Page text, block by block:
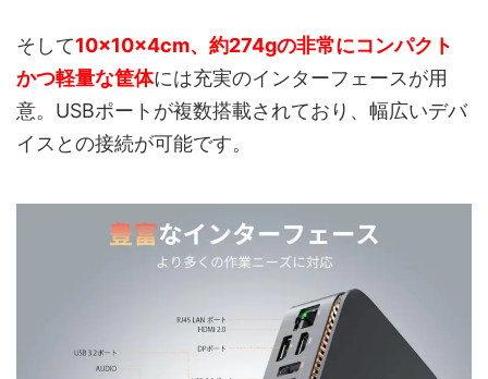
そして‎10×10×4cm、約274gの非常にコンパクト
かつ軽量な筐体には充実のインターフェースが用
意。USBポートが複数搭載されており、幅広いデバ
イスとの接続が可能です。